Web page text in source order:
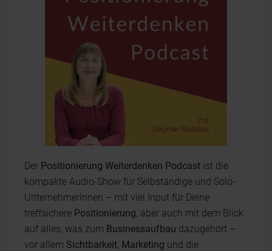
Der Positionierung Weiterdenken Podcast ist die
kompakte Audio-Show für Selbständige und Solo-
UnternehmerInnen – mit viel Input für Deine
treffsichere Positionierung , aber auch mit dem Blick
auf alles, was zum Businessaufbau dazugehört –
vor allem Sichtbarkeit Marketing und die